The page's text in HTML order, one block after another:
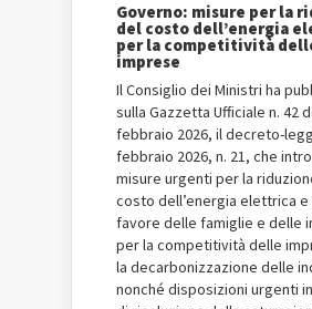
Governo: misure per la
del costo dell’energia
per la competitività
imprese
Il Consiglio dei Ministri ha
sulla Gazzetta Ufficiale n. 42
febbraio 2026, il decreto-
febbraio 2026, n. 21, che
misure urgenti per la
costo dell’energia elettrica e
favore delle famiglie e delle
per la competitività delle
la decarbonizzazione delle
nonché disposizioni urgenti